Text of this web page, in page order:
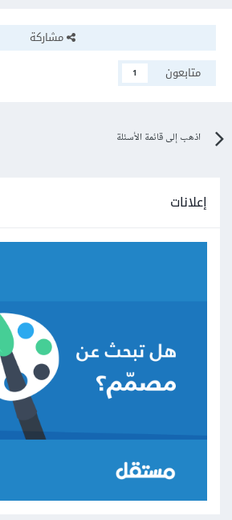
مشاركة
متابعون
1
اذهب إلى قائمة الأسئلة
إعلانات